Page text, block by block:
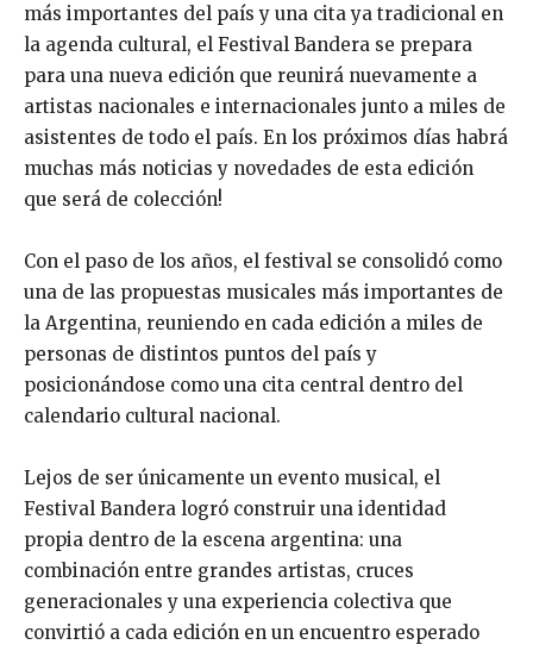
más importantes del país y una cita ya tradicional en
la agenda cultural, el Festival Bandera se prepara
para una nueva edición que reunirá nuevamente a
artistas nacionales e internacionales junto a miles de
asistentes de todo el país. En los próximos días habrá
muchas más noticias y novedades de esta edición
que será de colección!
Con el paso de los años, el festival se consolidó como
una de las propuestas musicales más importantes de
la Argentina, reuniendo en cada edición a miles de
personas de distintos puntos del país y
posicionándose como una cita central dentro del
calendario cultural nacional.
Lejos de ser únicamente un evento musical, el
Festival Bandera logró construir una identidad
propia dentro de la escena argentina: una
combinación entre grandes artistas, cruces
generacionales y una experiencia colectiva que
convirtió a cada edición en un encuentro esperado